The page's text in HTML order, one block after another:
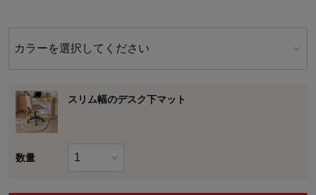
カラーを選択してください
スリム幅のデスク下マット
数量